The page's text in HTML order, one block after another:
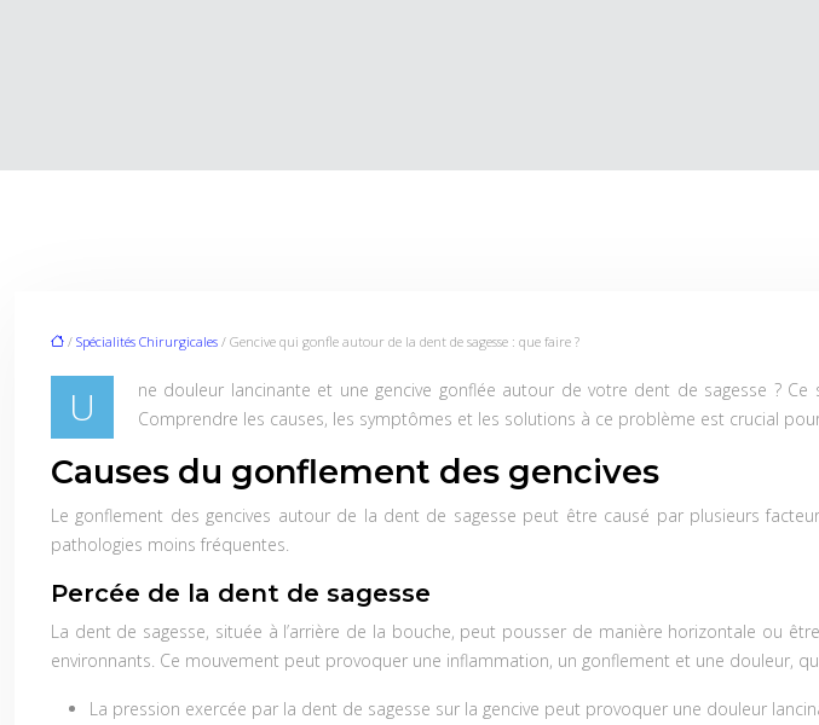
/ Spécialités Chirurgicales / Gencive qui gonfle autour de la dent de sagesse : que faire ?
U
ne douleur lancinante et une gencive gonflée autour de votre dent de sagesse ?
Comprendre les causes, les symptômes et les solutions à ce problème est crucial
Causes du gonflement des gencives
Le gonflement des gencives autour de la dent de sagesse peut être causé par plusieurs
pathologies moins fréquentes.
Percée de la dent de sagesse
La dent de sagesse, située à l’arrière de la bouche, peut pousser de manière horizontale ou
environnants. Ce mouvement peut provoquer une inflammation, un gonflement et une douleur,
La pression exercée par la dent de sagesse sur la gencive peut provoquer une douleur